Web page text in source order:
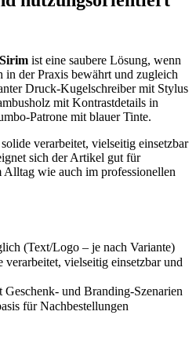
ist eine saubere Lösung, wenn
in der Praxis bewährt und zugleich
Druck-Kugelschreiber mit Stylus
mit Kontrastdetails in
Patrone mit blauer Tinte.
verarbeitet, vielseitig einsetzbar
sich der Artikel gut für
wie auch im professionellen
(Text/Logo – je nach Variante)
vielseitig einsetzbar und
und Branding-Szenarien
für Nachbestellungen